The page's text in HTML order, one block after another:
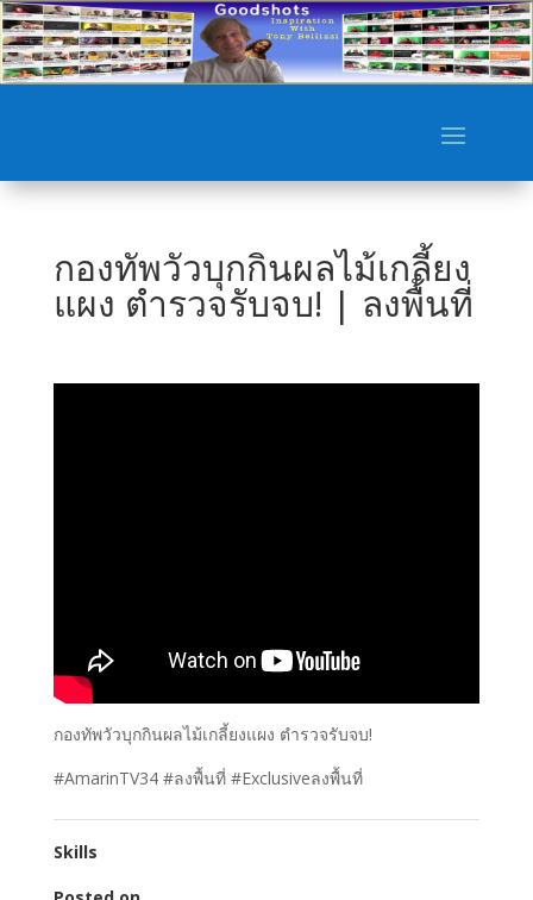
กองทัพวัวบุกกินผลไม้เกลี้ยง
แผง ตำรวจรับจบ! | ลงพื้นที่
กองทัพวัวบุกกินผลไม้เกลี้ยงแผง ตำรวจรับจบ!
#AmarinTV34 #ลงพื้นที่ #Exclusiveลงพื้นที่
Skills